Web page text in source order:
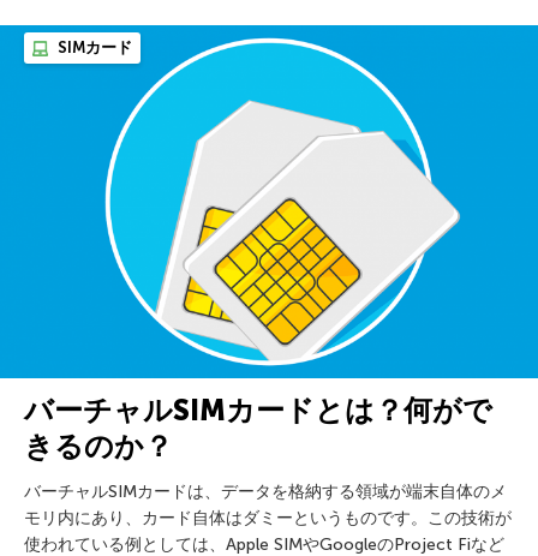
SIMカード
バーチャルSIMカードとは？何がで
きるのか？
バーチャルSIMカードは、データを格納する領域が端末自体のメ
モリ内にあり、カード自体はダミーというものです。この技術が
使われている例としては、Apple SIMやGoogleのProject Fiなど